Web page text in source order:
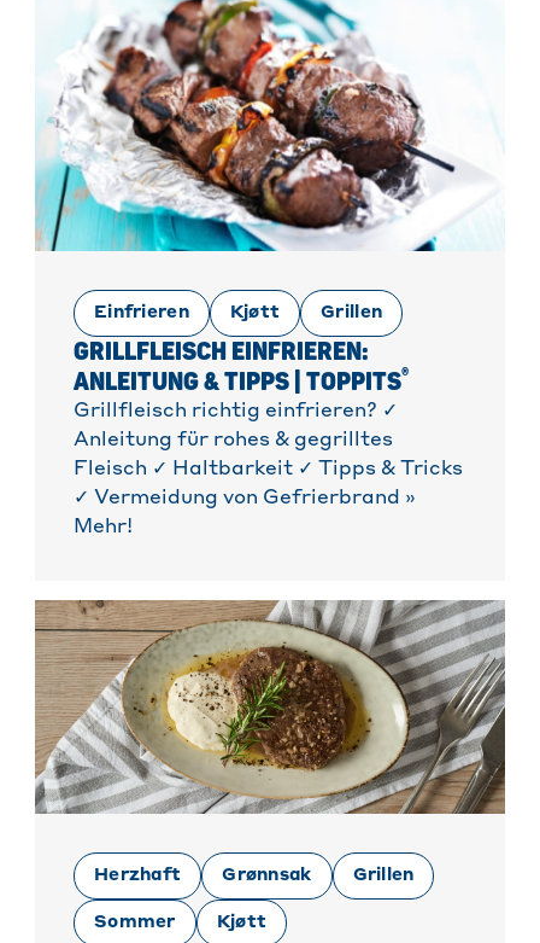
Einfrieren Kjøtt Grillen
GRILLFLEISCH EINFRIEREN:
ANLEITUNG & TIPPS | TOPPITS®
Grillfleisch richtig einfrieren? ✓
Anleitung für rohes & gegrilltes
Fleisch ✓ Haltbarkeit ✓ Tipps & Tricks
✓ Vermeidung von Gefrierbrand »
Mehr!
Herzhaft Grønnsak Grillen
Sommer Kjøtt